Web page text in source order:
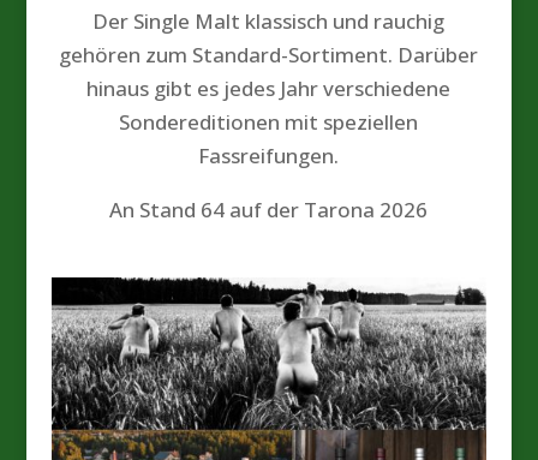
Der Single Malt klassisch und rauchig
gehören zum Standard-Sortiment. Darüber
hinaus gibt es jedes Jahr verschiedene
Sondereditionen mit speziellen
Fassreifungen.
An Stand 64 auf der Tarona 2026